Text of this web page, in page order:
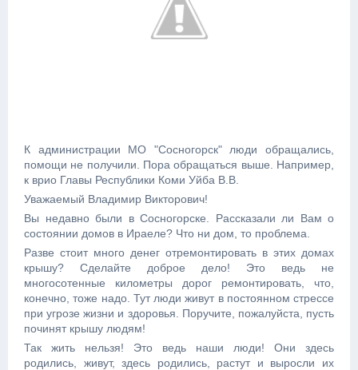
К администрации МО "Сосногорск" люди обращались,
помощи не получили. Пора обращаться выше. Например,
к врио Главы Республики Коми Уйба В.В.
Уважаемый Владимир Викторович!
Вы недавно были в Сосногорске. Рассказали ли Вам о
состоянии домов в Ираеле? Что ни дом, то проблема.
Разве стоит много денег отремонтировать в этих домах
крышу? Сделайте доброе дело! Это ведь не
многосотенные километры дорог ремонтировать, что,
конечно, тоже надо. Тут люди живут в постоянном стрессе
при угрозе жизни и здоровья. Поручите, пожалуйста, пусть
починят крышу людям!
Так жить нельзя! Это ведь наши люди! Они здесь
родились, живут, здесь родились, растут и выросли их